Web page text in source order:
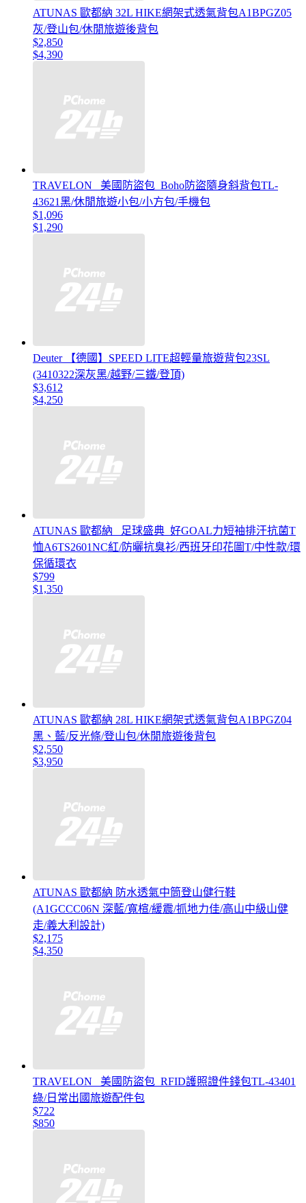
ATUNAS 歐都納 32L HIKE網架式透氣背包A1BPGZ05
灰/登山包/休閒旅遊後背包
$2,850
$4,390
TRAVELON _美國防盜包_Boho防盜隨身斜背包TL-
43621黑/休閒旅遊小包/小方包/手機包
$1,096
$1,290
Deuter 【德國】SPEED LITE超輕量旅遊背包23SL
(3410322深灰黑/越野/三鐵/登頂)
$3,612
$4,250
ATUNAS 歐都納 _足球盛典_好GOAL力短袖排汗抗菌T
恤A6TS2601NC紅/防曬抗臭衫/西班牙印花圖T/中性款/環
保循環衣
$799
$1,350
ATUNAS 歐都納 28L HIKE網架式透氣背包A1BPGZ04
黑、藍/反光條/登山包/休閒旅遊後背包
$2,550
$3,950
ATUNAS 歐都納 防水透氣中筒登山健行鞋
(A1GCCC06N 深藍/寬楦/緩震/抓地力佳/高山中級山健
走/義大利設計)
$2,175
$4,350
TRAVELON _美國防盜包_RFID護照證件錢包TL-43401
綠/日常出國旅遊配件包
$722
$850